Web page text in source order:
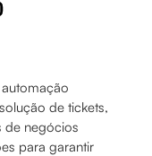
de tickets,
de negócios
para garantir